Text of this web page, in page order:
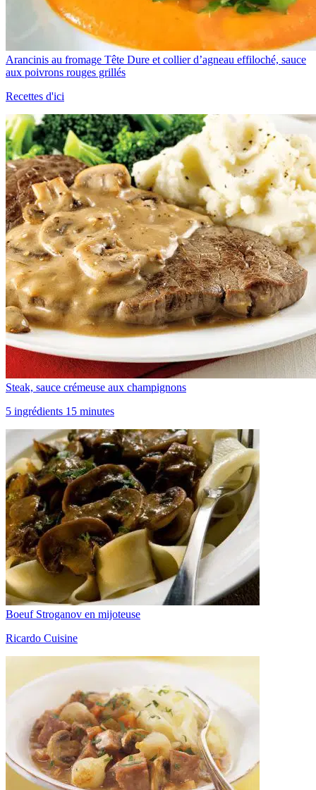
Arancinis au fromage Tête Dure et collier d’agneau effiloché, sauce
aux poivrons rouges grillés
Recettes d'ici
Steak, sauce crémeuse aux champignons
5 ingrédients 15 minutes
Boeuf Stroganov en mijoteuse
Ricardo Cuisine